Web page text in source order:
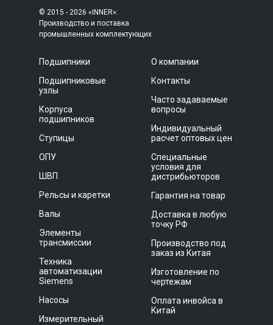
© 2015 - 2026 «INNER»:
Производство и поставка
промышленных комплектующих
Подшипники
Подшипниковые
узлы
Корпуса
подшипников
Ступицы
ОПУ
ШВП
Рельсы и каретки
Валы
Элементы
трансмиссии
Техника
автоматизации
Siemens
Насосы
Измерительный
О компании
Контакты
Часто задаваемые
вопросы
Индивидуальный
расчет оптовых цен
Специальные
условия для
дистрибьюторов
Гарантия на товар
Доставка в любую
точку РФ
Производство под
заказ из Китая
Изготовление по
чертежам
Оплата инвойса в
Китай